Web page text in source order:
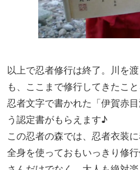
以上で忍者修行は終了。川を
も、ここまで修行してきたこ
忍者文字で書かれた「伊賀赤
う認定書がもらえます♪
この忍者の森では、忍者衣装
全身を使っておもいっきり修